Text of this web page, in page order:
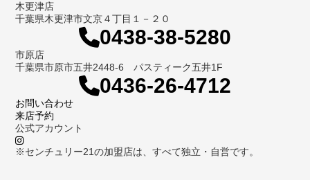
木更津店
千葉県木更津市文京４丁目１－２０
0438-38-5280
市原店
千葉県市原市五井2448-6 パスティーク五井1F
0436-26-4712
お問い合わせ
来店予約
公式アカウント
※センチュリー21の加盟店は、すべて独立・自営です。